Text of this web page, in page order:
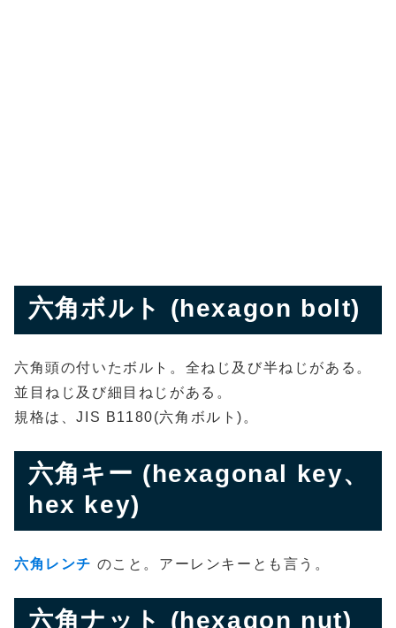
六角ボルト (hexagon bolt)
六角頭の付いたボルト。全ねじ及び半ねじがある。
並目ねじ及び細目ねじがある。
規格は、JIS B1180(六角ボルト)。
六角キー (hexagonal key、
hex key)
六角レンチ のこと。アーレンキーとも言う。
六角ナット (hexagon nut)